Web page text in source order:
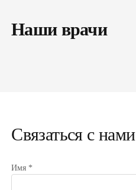
следующие симптомы:
заболевания – вакцинация
Наши врачи
Связаться с
Имя *